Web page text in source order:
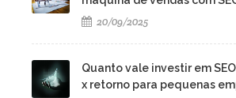
20/09/2025
Quanto vale investir em
x retorno para pequenas